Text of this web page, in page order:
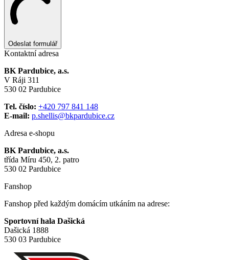
Odeslat formulář
Kontaktní adresa
BK Pardubice, a.s.
V Ráji 311
530 02 Pardubice
Tel. číslo: +420 797 841 148
E-mail: p.shellis@bkpardubice.cz
Adresa e-shopu
BK Pardubice, a.s.
třída Míru 450, 2. patro
530 02 Pardubice
Fanshop
Fanshop před každým domácím utkáním na adrese:
Sportovní hala Dašická
Dašická 1888
530 03 Pardubice